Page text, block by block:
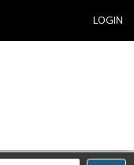
LOGIN